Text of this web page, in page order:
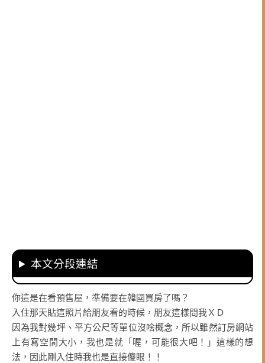
本文分段連結
你這是在看預售屋，準備要在韓國買房了嗎？
入住那天貼這照片給朋友看的時候，朋友這樣問我ＸＤ
因為我對幾坪、平方公尺等單位沒啥概念，所以雖然訂房網站
上有寫空間大小，我也是就「喔，可能很大吧！」這樣的想
法，因此剛入住時我也是直接傻眼！！